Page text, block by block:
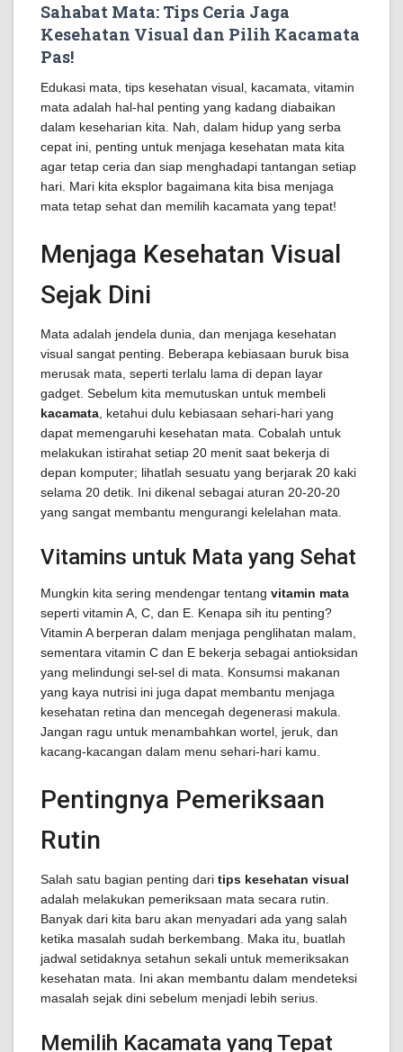
Sahabat Mata: Tips Ceria Jaga
Kesehatan Visual dan Pilih Kacamata
Pas!
Edukasi mata, tips kesehatan visual, kacamata, vitamin
mata adalah hal-hal penting yang kadang diabaikan
dalam keseharian kita. Nah, dalam hidup yang serba
cepat ini, penting untuk menjaga kesehatan mata kita
agar tetap ceria dan siap menghadapi tantangan setiap
hari. Mari kita eksplor bagaimana kita bisa menjaga
mata tetap sehat dan memilih kacamata yang tepat!
Menjaga Kesehatan Visual
Sejak Dini
Mata adalah jendela dunia, dan menjaga kesehatan
visual sangat penting. Beberapa kebiasaan buruk bisa
merusak mata, seperti terlalu lama di depan layar
gadget. Sebelum kita memutuskan untuk membeli
kacamata , ketahui dulu kebiasaan sehari-hari yang
dapat memengaruhi kesehatan mata. Cobalah untuk
melakukan istirahat setiap 20 menit saat bekerja di
depan komputer; lihatlah sesuatu yang berjarak 20 kaki
selama 20 detik. Ini dikenal sebagai aturan 20-20-20
yang sangat membantu mengurangi kelelahan mata.
Vitamins untuk Mata yang Sehat
Mungkin kita sering mendengar tentang vitamin mata
seperti vitamin A, C, dan E. Kenapa sih itu penting?
Vitamin A berperan dalam menjaga penglihatan malam,
sementara vitamin C dan E bekerja sebagai antioksidan
yang melindungi sel-sel di mata. Konsumsi makanan
yang kaya nutrisi ini juga dapat membantu menjaga
kesehatan retina dan mencegah degenerasi makula.
Jangan ragu untuk menambahkan wortel, jeruk, dan
kacang-kacangan dalam menu sehari-hari kamu.
Pentingnya Pemeriksaan
Rutin
Salah satu bagian penting dari tips kesehatan visual
adalah melakukan pemeriksaan mata secara rutin.
Banyak dari kita baru akan menyadari ada yang salah
ketika masalah sudah berkembang. Maka itu, buatlah
jadwal setidaknya setahun sekali untuk memeriksakan
kesehatan mata. Ini akan membantu dalam mendeteksi
masalah sejak dini sebelum menjadi lebih serius.
Memilih Kacamata yang Tepat